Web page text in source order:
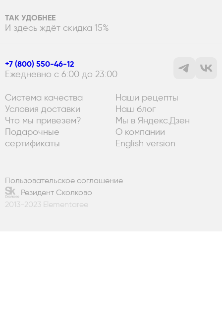
ТАК УДОБНЕЕ
И здесь ждёт скидка 15%
+7 (800) 550-46-12
Ежедневно с 6:00 до 23:00
Система качества
Условия доставки
Что мы привезем?
Подарочные
сертификаты
Наши рецепты
Наш блог
Мы в Яндекс.Дзен
О компании
English version
Пользовательское соглашение
Резидент Сколково
2013-2023 Elementaree